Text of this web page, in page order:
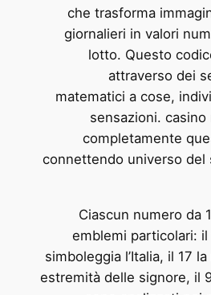
che trasforma
giornalieri in valori
lotto. Questo
attraverso dei
matematici a cose,
sensazioni.
completamente
connettendo universo del
Ciascun numero da
emblemi particolari:
simboleggia l’Italia, il 17
estremità delle signore, il